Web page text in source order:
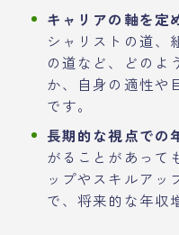
キャリアの軸を定
シャリストの道、
の道など、どのよ
か、自身の適性や
です。
長期的な視点での
がることがあって
ップやスキルアッ
で、将来的な年収